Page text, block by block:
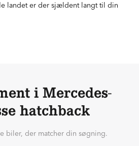
landet er der sjældent langt til din
i Mercedes-
hatchback
biler, der matcher din søgning.